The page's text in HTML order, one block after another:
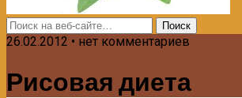
26.02.2012 • нет комментариев
Рисовая диета